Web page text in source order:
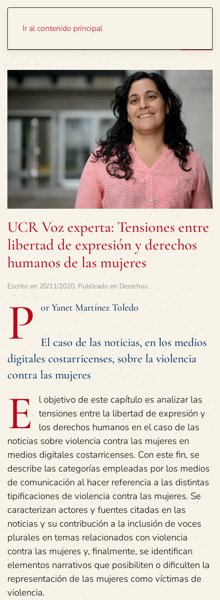
Ir al contenido principal
UCR Voz experta: Tensiones entre
libertad de expresión y derechos
humanos de las mujeres
Escrito en 20/11/2020. Publicado en Derechos.
P or Yanet Martínez Toledo
El caso de las noticias, en los medios
digitales costarricenses, sobre la violencia
contra las mujeres
E l objetivo de este capítulo es analizar las
tensiones entre la libertad de expresión y
los derechos humanos en el caso de las
noticias sobre violencia contra las mujeres en
medios digitales costarricenses. Con este fin, se
describe las categorías empleadas por los medios
de comunicación al hacer referencia a las distintas
tipificaciones de violencia contra las mujeres. Se
caracterizan actores y fuentes citadas en las
noticias y su contribución a la inclusión de voces
plurales en temas relacionados con violencia
contra las mujeres y, finalmente, se identifican
elementos narrativos que posibiliten o dificulten la
representación de las mujeres como víctimas de
violencia.